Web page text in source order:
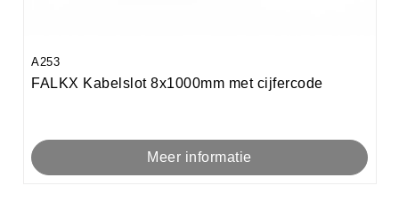
A253
FALKX Kabelslot 8x1000mm met cijfercode
Meer informatie